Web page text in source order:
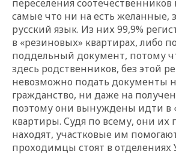
переселения соотечественников
самые что ни на есть желанные,
русский язык. Из них 99,9%
в «резиновых» квартирах, либо
поддельный документ, потому
здесь родственников, без этой
невозможно подать документы
гражданство, ни даже на
поэтому они вынуждены идти в
квартиры. Судя по всему, они их
находят, участковые им
проходимцы стоят в